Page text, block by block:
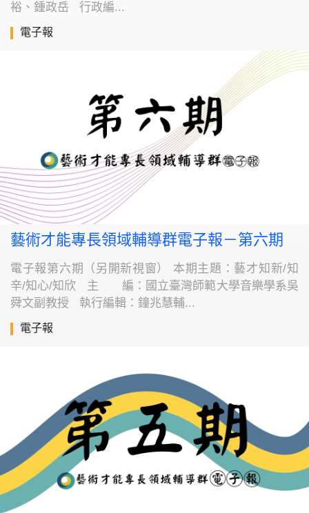
裕、鍾政岳 行政編...
電子報
藝術才能專長領域輔導群電子報－第六期
電子報第六期（另開新視窗） 本期主題：藝才知新/知
辛/知心/知欣 主 編：國立臺灣師範大學音樂學系吳
舜文副教授 執行編輯：鐘兆慧輔...
電子報